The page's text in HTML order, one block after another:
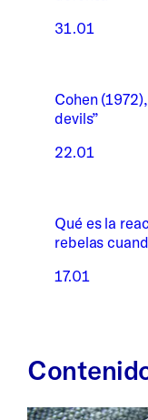
31.01
Cohen
devils”
22.01
Qué es la
rebelas
17.01